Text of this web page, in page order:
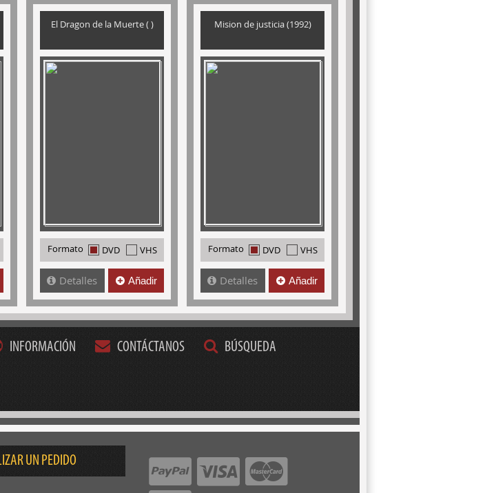
El Dragon de la Muerte ( )
Formato DVD VHS
Detalles Añadir
Mision de justicia (1992)
Formato DVD VHS
Detalles Añadir
INFORMACIÓN CONTÁCTANOS BÚSQUEDA
UN PEDIDO